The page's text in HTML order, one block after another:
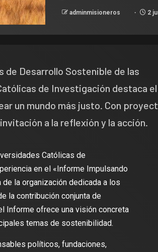
adminmisioneros 2
de Desarrollo Sostenible de las
de Investigación destaca el
un mundo más justo. Con
a la reflexión y la acción.
Católicas de
en el «Informe Impulsando
de la organización dedicada a los
la contribución conjunta de
Informe ofrece una visión concreta
temas de sostenibilidad.
políticos, fundaciones,